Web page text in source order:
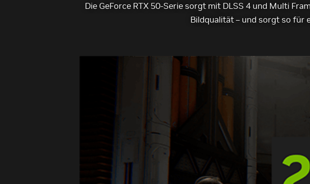
Die GeForce RTX 50-Serie sorgt mit DLSS 4 und Multi
Bildqualität – und sorgt so für